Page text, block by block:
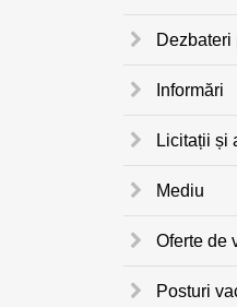
Dezbateri
Informări
Licitații și
Mediu
Oferte de
Posturi